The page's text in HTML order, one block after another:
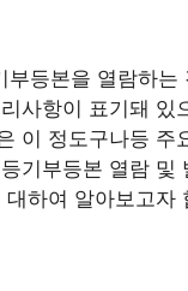
등본을 열람하
사항이 표기돼 있
이 정도구나등 주
기부등본 열람
하여 알아보고자